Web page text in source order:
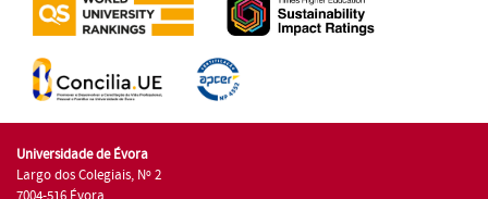
Universidade de Évora
Largo dos Colegiais, Nº 2